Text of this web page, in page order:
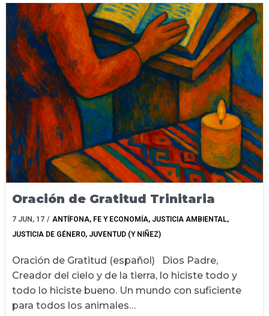
Oración de Gratitud Trinitaria
7 JUN, 17 / ANTÍFONA FE Y ECONOMÍA JUSTICIA AMBIENTAL
JUSTICIA DE GÉNERO JUVENTUD (Y NIÑEZ)
Oración de Gratitud (español) Dios Padre,
Creador del cielo y de la tierra, lo hiciste todo y
todo lo hiciste bueno. Un mundo con suficiente
para todos los animales…